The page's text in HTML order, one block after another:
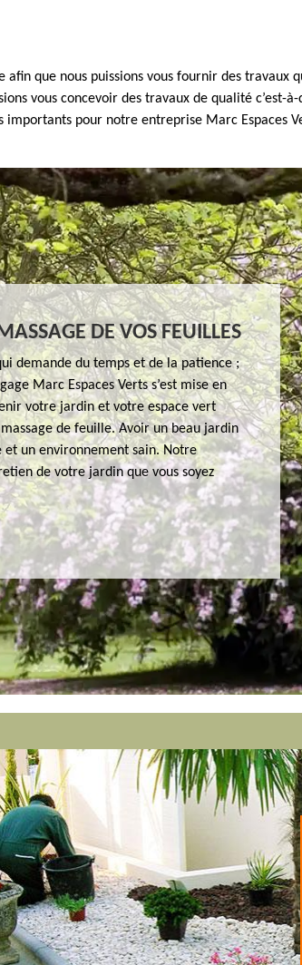
que nous puissions vous fournir des travaux
vous concevoir des travaux de qualité c’est-
pour notre entreprise Marc Espaces
DE VOS FEUILLES
demande du temps et de la patience ;
Marc Espaces Verts s’est mise en
votre jardin et votre espace vert
de feuille. Avoir un beau jardin
un environnement sain. Notre
de votre jardin que vous soyez